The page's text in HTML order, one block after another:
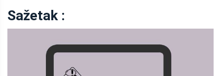
Sažetak :